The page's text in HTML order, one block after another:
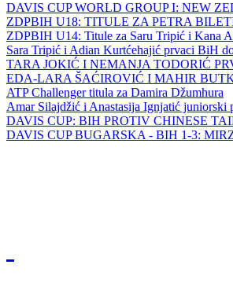
DAVIS CUP WORLD GROUP I: NEW
ZDPBIH U18: TITULE ZA PETRA
ZDPBIH U14: Titule za Saru Tripić i Kana
Sara Tripić i Adian Kurtćehajić prvaci BiH
TARA JOKIĆ I NEMANJA TODORIĆ
EDA-LARA ŠAĆIROVIĆ I MAHIR
ATP Challenger titula za Damira Džumhura
Amar Silajdžić i Anastasija Ignjatić
DAVIS CUP: BIH PROTIV CHINESE
DAVIS CUP BUGARSKA - BIH 1-3: